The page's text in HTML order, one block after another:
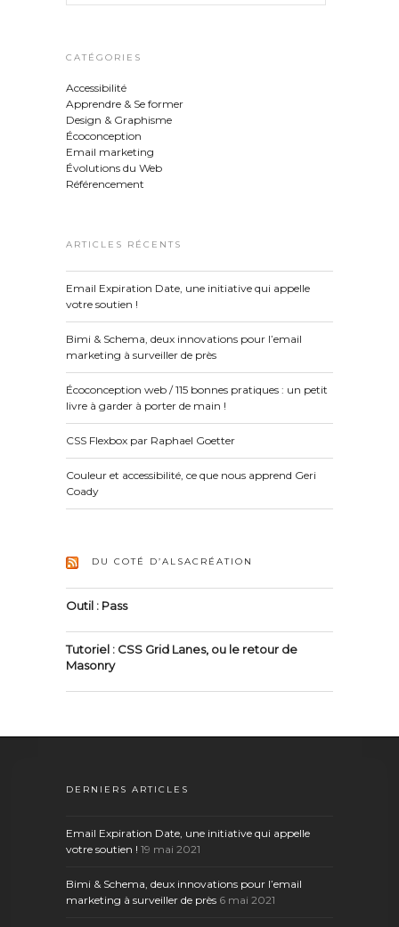
CATÉGORIES
Accessibilité
Apprendre & Se former
Design & Graphisme
Écoconception
Email marketing
Évolutions du Web
Référencement
ARTICLES RÉCENTS
Email Expiration Date, une initiative qui appelle
votre soutien !
Bimi & Schema, deux innovations pour l’email
marketing à surveiller de près
Écoconception web / 115 bonnes pratiques : un petit
livre à garder à porter de main !
CSS Flexbox par Raphael Goetter
Couleur et accessibilité, ce que nous apprend Geri
Coady
DU COTÉ D’ALSACRÉATION
Outil : Pass
Tutoriel : CSS Grid Lanes, ou le retour de
Masonry
DERNIERS ARTICLES
Email Expiration Date, une initiative qui appelle
votre soutien ! 19 mai 2021
Bimi & Schema, deux innovations pour l’email
marketing à surveiller de près 6 mai 2021